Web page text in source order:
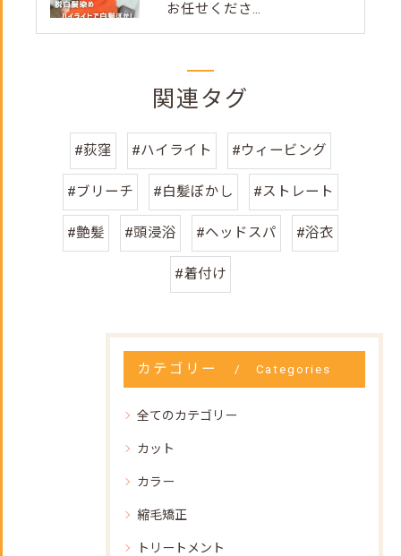
お任せくださ...
関連タグ
#荻窪 #ハイライト #ウィービング
#ブリーチ #白髪ぼかし #ストレート
#艶髪 #頭浸浴 #ヘッドスパ #浴衣
#着付け
カテゴリー Categories
全てのカテゴリー
カット
カラー
縮毛矯正
トリートメント